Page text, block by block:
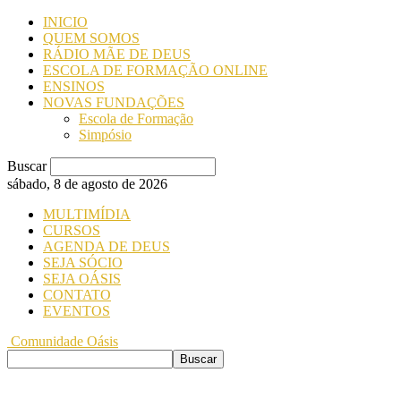
INICIO
QUEM SOMOS
RÁDIO MÃE DE DEUS
ESCOLA DE FORMAÇÃO ONLINE
ENSINOS
NOVAS FUNDAÇÕES
Escola de Formação
Simpósio
Buscar
sábado, 8 de agosto de 2026
MULTIMÍDIA
CURSOS
AGENDA DE DEUS
SEJA SÓCIO
SEJA OÁSIS
CONTATO
EVENTOS
Comunidade Oásis